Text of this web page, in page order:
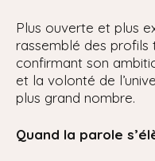
Plus ouverte et plus
rassemblé des profils
confirmant son
et la volonté de
plus grand nombre.
Quand la parole